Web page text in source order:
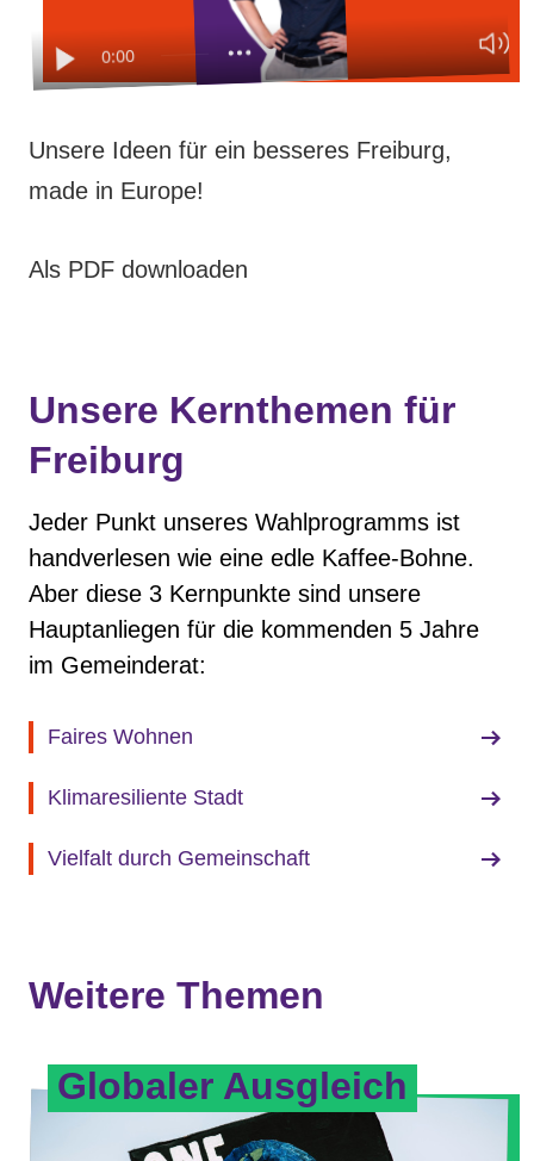
Unsere Events
Transparenz
Datenschutz
Unsere Ideen für ein besseres Freiburg,
made in Europe!
Als PDF downloaden
Unsere Kernthemen für
Freiburg
Jeder Punkt unseres Wahlprogramms ist
handverlesen wie eine edle Kaffee-Bohne.
Aber diese 3 Kernpunkte sind unsere
Hauptanliegen für die kommenden 5 Jahre
im Gemeinderat:
Faires Wohnen
Klimaresiliente Stadt
Vielfalt durch Gemeinschaft
Weitere Themen
Globaler Ausgleich